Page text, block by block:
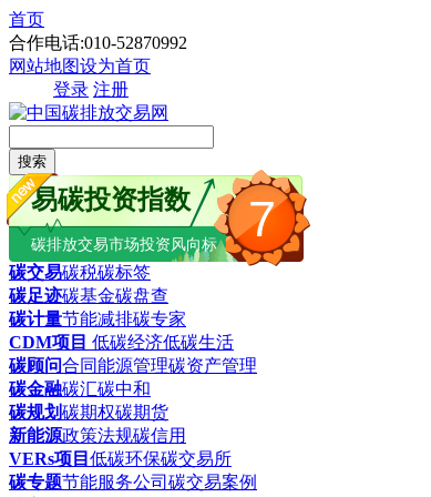
首页
合作电话:010-52870992
网站地图设为首页
登录 注册
搜索
7
易碳投资指数
碳排放交易市场投资风向标
碳交易碳税碳标签
碳足迹碳基金碳盘查
碳计量节能减排碳专家
CDM项目 低碳经济低碳生活
碳顾问合同能源管理碳资产管理
碳金融碳汇碳中和
碳规划碳期权碳期货
新能源政策法规碳信用
VERs项目 低碳环保碳交易所
碳专题节能服务公司 碳交易案例